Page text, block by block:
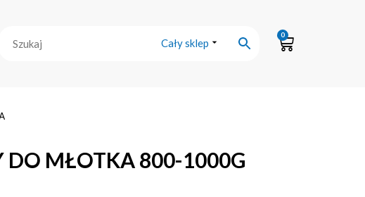
Cały sklep
0
DO MŁOTKA 800-1000G